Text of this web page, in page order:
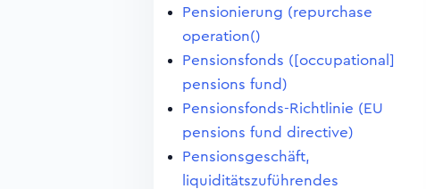
Pensionierung (repurchase
operation()
Pensionsfonds ([occupational]
pensions fund)
Pensionsfonds-Richtlinie (EU
pensions fund directive)
Pensionsgeschäft,
liquiditätszuführendes